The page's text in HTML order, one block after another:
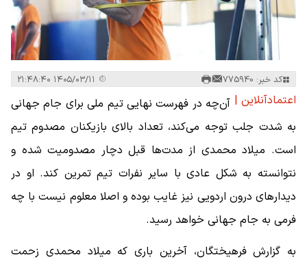
کد خبر: 775940
اعتمادآنلاین | آن‌چه در فهرست نهایی تیم ملی برای جام جهانی
به شدت جلب توجه می‌کند، تعداد بالای بازیکنان مصدوم تیم
است. میلاد محمدی از مدت‌ها قبل دچار مصدومیت شده و
نتوانسته به شکل عادی با سایر نفرات تیم تمرین کند. او در
دیدارهای درون اردویی نیز غایب بوده و اصلا معلوم نیست با چه
فرمی به جام جهانی خواهد رسید.
به گزارش فرهیختگان، آخرین باری که میلاد محمدی زحمت